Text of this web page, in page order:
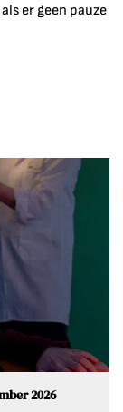
er geen pauze
2026